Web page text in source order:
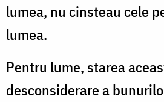
lumea, nu cinsteau cele
lumea.
Pentru lume, starea
desconsiderare a